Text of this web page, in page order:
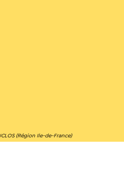
(Région Ile-de-France)